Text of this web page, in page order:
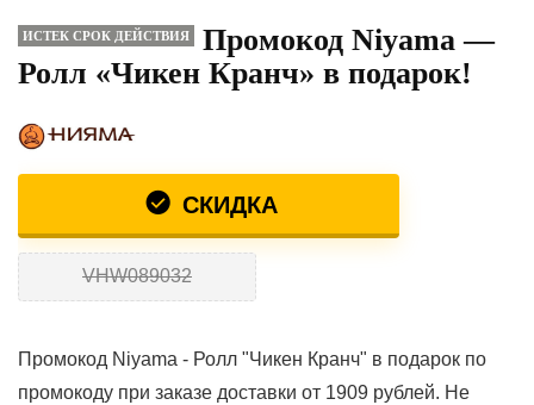
ИСТЕК СРОК ДЕЙСТВИЯ
Промокод Niyama —
Ролл «Чикен Кранч» в подарок!
СКИДКА
VHW089032
Промокод Niyama - Ролл "Чикен Кранч" в подарок по
промокоду при заказе доставки от 1909 рублей. Не